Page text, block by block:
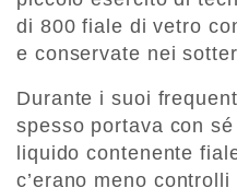
di 800 fiale di vetro
e conservate nei
Durante i suoi
spesso portava con
liquido contenente
c’erano meno